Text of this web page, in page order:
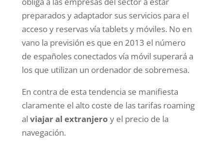
preparados y adaptador sus servicios para el
acceso y reservas vía tablets y móviles. No en
vano la previsión es que en 2013 el número
de españoles conectados vía móvil superará a
los que utilizan un ordenador de sobremesa.
En contra de esta tendencia se manifiesta
claramente el alto coste de las tarifas roaming
al viajar al extranjero y el precio de la
navegación.